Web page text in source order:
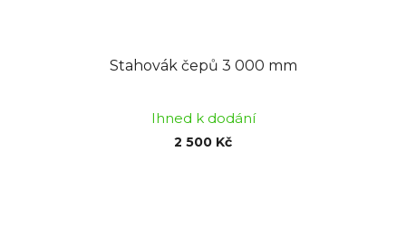
Stahovák čepů 3 000 mm
Ihned k dodání
2 500 Kč